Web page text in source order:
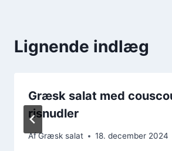
Lignende indlæg
Græsk salat med
risnudler
AfGræsk salat 18. december 2024